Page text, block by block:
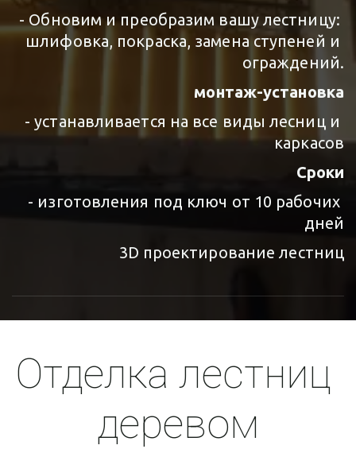
шлифовка, покраска, замена ступеней и
ограждений.
монтаж-установка
каркасов
Сроки
- изготовления под ключ от 10 рабочих
дней
3D проектирование лестниц
Отделка лестниц
деревом